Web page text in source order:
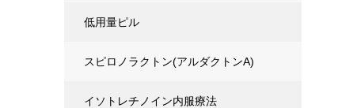
低用量ピル
スピロノラクトン(アルダクトンA)
イソトレチノイン内服療法